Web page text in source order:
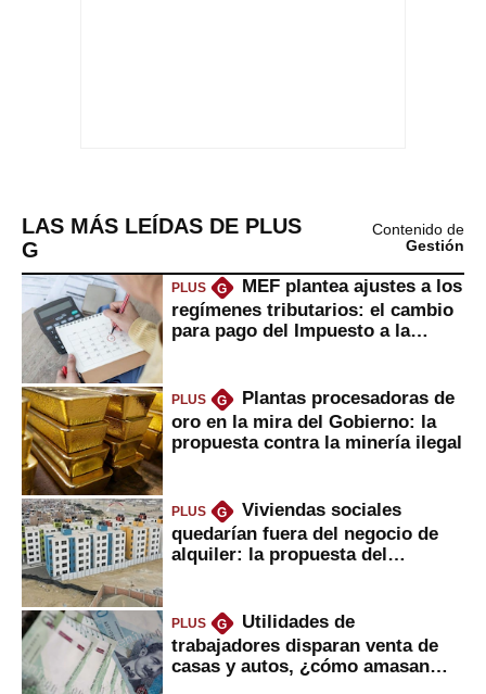
LAS MÁS LEÍDAS DE PLUS
G
Contenido de
Gestión
PLUS G
MEF plantea ajustes a los
regímenes tributarios: el cambio
para pago del Impuesto a la
PLUS G
Plantas procesadoras de
oro en la mira del Gobierno: la
propuesta contra la minería ilegal
PLUS G
Viviendas sociales
quedarían fuera del negocio de
alquiler: la propuesta del
PLUS G
Utilidades de
trabajadores disparan venta de
casas y autos, ¿cómo amasan